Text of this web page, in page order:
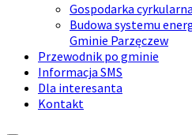
Gospodarka cyrkularna
Budowa systemu
Gminie Parzęczew
Przewodnik po gminie
Informacja SMS
Dla interesanta
Kontakt